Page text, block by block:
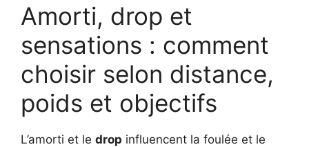
Amorti, drop et
sensations : comment
choisir selon distance,
poids et objectifs
L’amorti et le drop influencent la foulée et le